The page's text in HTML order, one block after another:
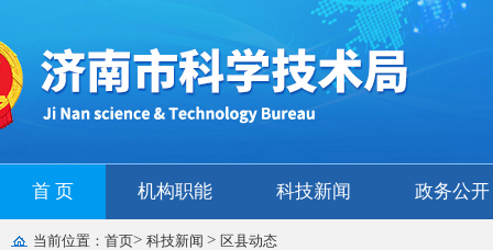
首 页 机构职能 科技新闻 政务公开
当前位置： 首页> 科技新闻 > 区县动态